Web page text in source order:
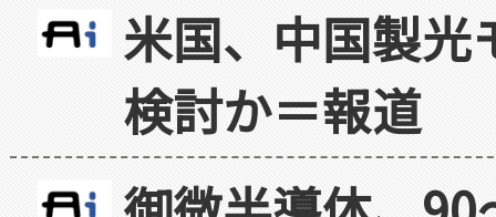
米国、中国製光
検討か＝報道